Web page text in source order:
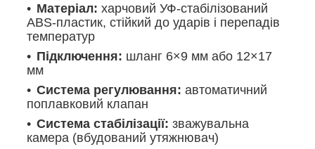
Матеріал: харчовий УФ-стабілізований
ABS-пластик, стійкий до ударів і перепадів
температур
Підключення: шланг 6×9 мм або 12×17
мм
Система регулювання: автоматичний
поплавковий клапан
Система стабілізації: зважувальна
камера (вбудований утяжнювач)